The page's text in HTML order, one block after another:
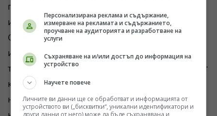
период на засилена активност на НАТО по
източния фланг.
От гледна точка на Москва подобни сигнали
изпълняват възпираща функция. От гледна
точка на западните столици те се възприемат
като част от стратегия за политически
натиск. Между тези две интерпретации се
Персонализирана реклама и съдържание,
измерване на рекламата и съдържанието,
проучване на аудиторията и разработване на
услуги
Съхраняване на и/или достъп до информация на
устройство
Научете повече
Личните ви данни ще се обработват и информацията от
устройството ви („бисквитки“, уникални идентификатори и
други данни от него) може да бъде съхранявана и